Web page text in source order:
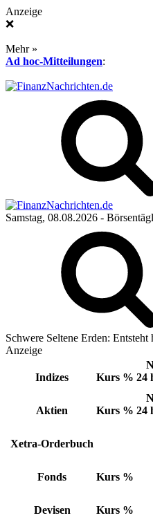
Anzeige
❌
Mehr »
Ad hoc-Mitteilungen:
Samstag, 08.08.2026 -
Schwere Seltene Erden:
Anzeige
Indizes Kurs % 24
Aktien Kurs % 24
Xetra-Orderbuch
Fonds Kurs %
Devisen Kurs %